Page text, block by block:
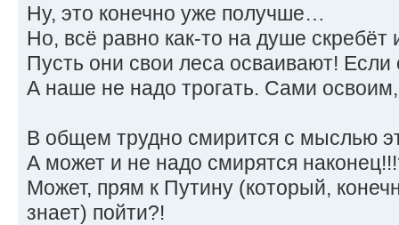
Ну, это конечно уже получше…
Но, всё равно как-то на душе скребёт
Пусть они свои леса осваивают!
А наше не надо трогать. Сами освоим,
В общем трудно смирится с мыслью
А может и не надо смирятся
Может, прям к Путину (который,
знает) пойти?!